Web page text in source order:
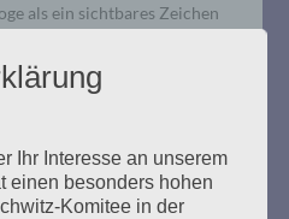
als ein sichtbares Zeichen
Bejarano: Ja, wenn das
Bitte baut tausend
an der Sinnhaftigkeit
Ihr Interesse an unserem
einen besonders hohen
Komitee in der